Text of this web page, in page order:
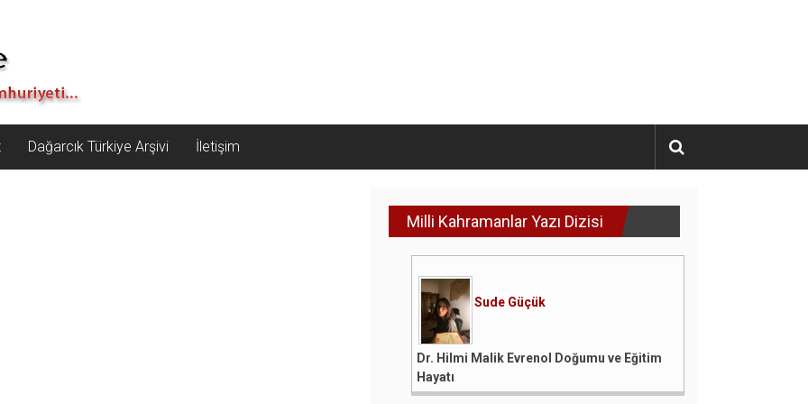
Dağarcık Türkiye Arşivi İletişim
Milli Kahramanlar Yazı Dizisi
Sude Güçük
Dr. Hilmi Malik Evrenol Doğumu ve Eğitim
Hayatı